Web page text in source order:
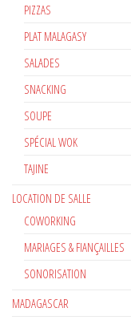
PIZZAS
PLAT MALAGASY
SALADES
SNACKING
SOUPE
SPÉCIAL WOK
TAJINE
LOCATION DE SALLE
COWORKING
MARIAGES & FIANÇAILLES
SONORISATION
MADAGASCAR